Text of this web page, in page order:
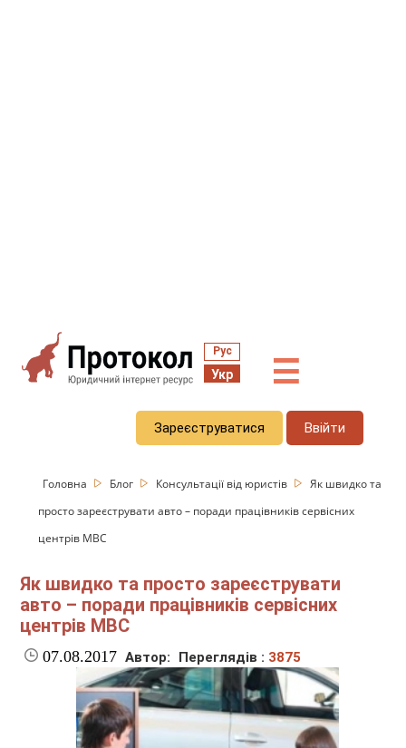
Рус
Укр ☰
Зареєструватися Ввійти
Головна Блог Консультації від юристів
Як швидко та
просто зареєструвати авто – поради працівників сервісних
центрів МВС
Як швидко та просто зареєструвати
авто – поради працівників сервісних
центрів МВС
07.08.2017 Автор: Переглядів : 3875